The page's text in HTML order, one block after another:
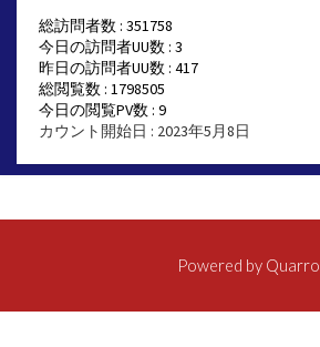
総訪問者数 : 351758
今日の訪問者UU数 : 3
昨日の訪問者UU数 : 417
総閲覧数 : 1798505
今日の閲覧PV数 : 9
カウント開始日 : 2023年5月8日
Powered by Quarro